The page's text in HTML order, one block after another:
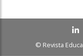
© Revista